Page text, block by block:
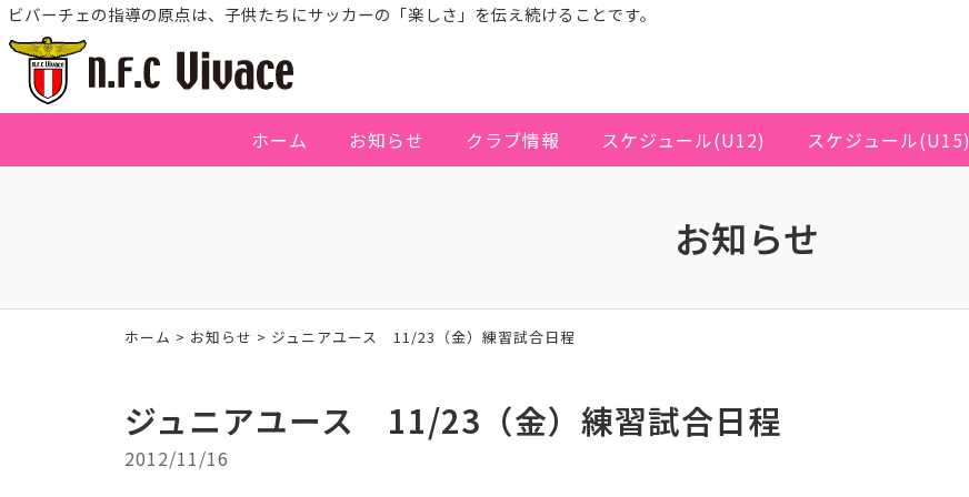
ビバーチェの指導の原点は、子供たちにサッカーの「楽しさ」を伝え続けることです。
ホーム お知らせ クラブ情報 スケジュール(U12) スケジュール(U15)
お知らせ
ホーム > お知らせ > ジュニアユース 11/23（金）練習試合日程
ジュニアユース 11/23（金）練習試合日程
2012/11/16